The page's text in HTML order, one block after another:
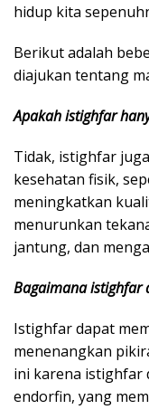
hidup kita
Berikut adalah
diajukan tentang
Apakah istighfar
Tidak, istighfar
kesehatan fisik,
meningkatkan
menurunkan
jantung, dan
Bagaimana istighfar
Istighfar dapat
menenangkan
ini karena istighfar
endorfin, yang